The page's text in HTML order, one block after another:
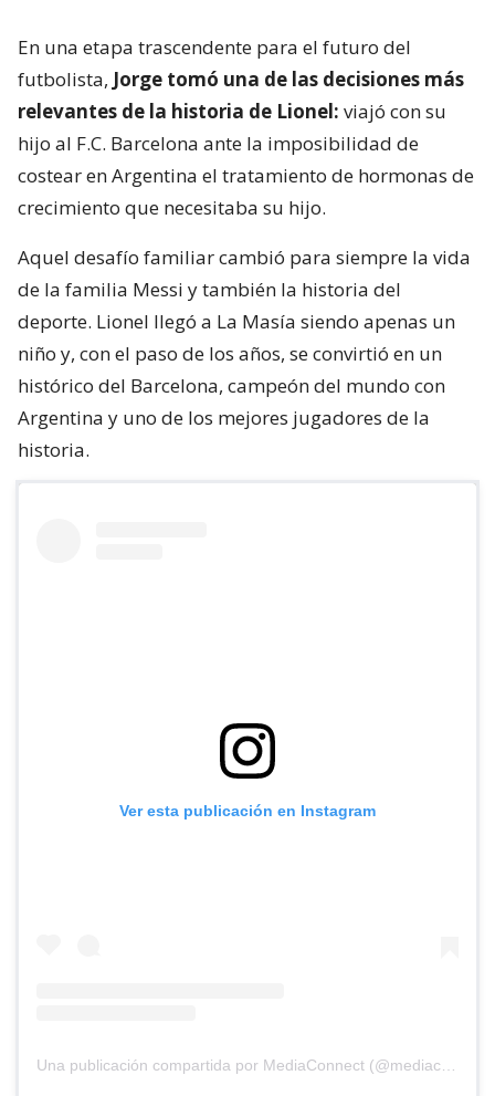
En una etapa trascendente para el futuro del
futbolista, Jorge tomó una de las decisiones más
relevantes de la historia de Lionel: viajó con su
hijo al F.C. Barcelona ante la imposibilidad de
costear en Argentina el tratamiento de hormonas de
crecimiento que necesitaba su hijo.
Aquel desafío familiar cambió para siempre la vida
de la familia Messi y también la historia del
deporte. Lionel llegó a La Masía siendo apenas un
niño y, con el paso de los años, se convirtió en un
histórico del Barcelona, campeón del mundo con
Argentina y uno de los mejores jugadores de la
historia.
Ver esta publicación en Instagram
Una publicación compartida por MediaConnect (@mediaconnect_ok)